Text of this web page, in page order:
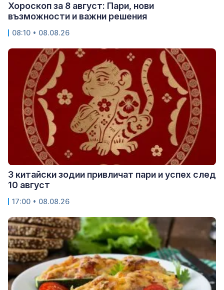
Хороскоп за 8 август: Пари, нови
възможности и важни решения
08:10 • 08.08.26
3 китайски зодии привличат пари и успех след
10 август
17:00 • 08.08.26